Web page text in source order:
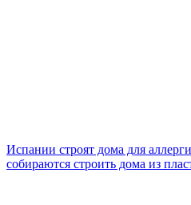
Испании строят дома для
собираются строить дома из